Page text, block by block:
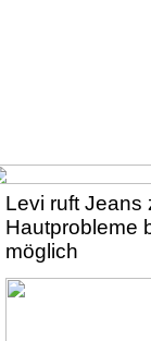
Levi ruft Jeans
Hautprobleme
möglich